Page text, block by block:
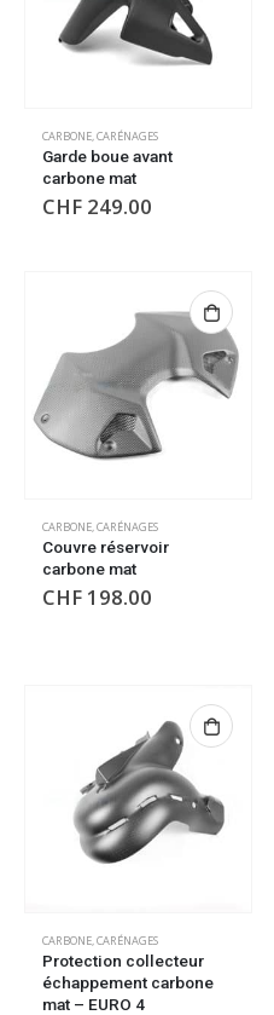
CARBONE,CARÉNAGES
Garde boue avant
carbone mat
CHF 249.00
CARBONE,CARÉNAGES
Couvre réservoir
carbone mat
CHF 198.00
CARBONE,CARÉNAGES
Protection collecteur
échappement carbone
mat – EURO 4